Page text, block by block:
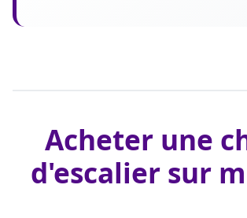
Acheter une
d'escalier sur